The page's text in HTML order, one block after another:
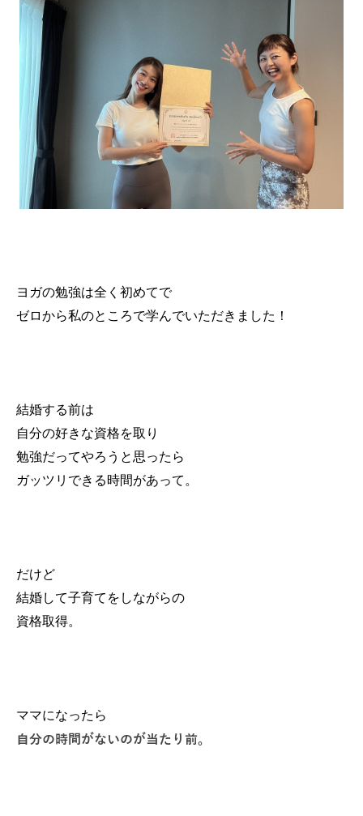
ヨガの勉強は全く初めてで
ゼロから私のところで学んでいただきました！
結婚する前は
自分の好きな資格を取り
勉強だってやろうと思ったら
ガッツリできる時間があって。
だけど
結婚して子育てをしながらの
資格取得。
ママになったら
自分の時間がないのが当たり前。